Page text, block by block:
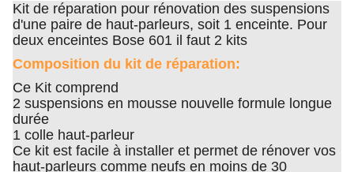
Kit de réparation pour rénovation des suspensions
d'une paire de haut-parleurs, soit 1 enceinte. Pour
deux enceintes Bose 601 il faut 2 kits
Composition du kit de réparation:
Ce Kit comprend
2 suspensions en mousse nouvelle formule longue
durée
1 colle haut-parleur
Ce kit est facile à installer et permet de rénover vos
haut-parleurs comme neufs en moins de 30